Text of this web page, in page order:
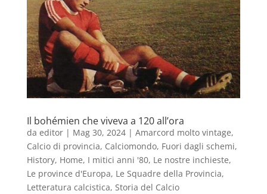
Il bohémien che viveva a 120 all’ora
da editor| Mag 30, 2024| Amarcord molto vintage,
Calcio di provincia, Calciomondo, Fuori dagli schemi,
History, Home, I mitici anni '80, Le nostre inchieste,
Le province d'Europa, Le Squadre della Provincia,
Letteratura calcistica, Storia del Calcio